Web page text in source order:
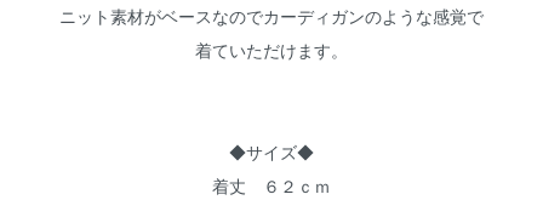
ニット素材がベースなのでカーディガンのような感覚で
着ていただけます。
◆サイズ◆
着丈 ６２ｃｍ